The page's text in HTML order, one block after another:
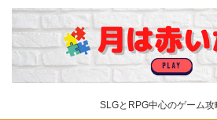
SLGとRPG中心のゲーム